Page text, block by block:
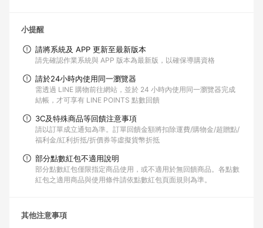
小提醒
請將系統及 APP 更新至最新版本
請先確認作業系統與 APP 版本為最新版，以確保導購資格
請於24小時內使用同一瀏覽器
需透過 LINE 購物前往網站，並於 24 小時內使用同一瀏覽器完成
結帳，才可享有 LINE POINTS 點數回饋
3C及特殊商品等回饋注意事項
請以訂單成立通知為準。訂單回饋金額將扣除運費/購物金/超贈點/
福利金/紅利折抵/折價券等虛擬貨幣折抵
部分點數紅包不適用說明
部分點數紅包僅限指定商品使用，或不適用於無回饋商品。各點數
紅包之適用商品與使用條件請依點數紅包頁面規則為準。
其他注意事項